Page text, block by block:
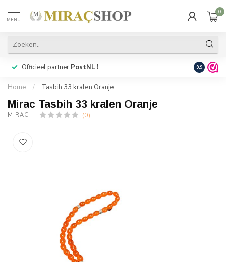
MENU
0
Officieel partner PostNL ! Snelle
9.9
Home / Tasbih 33 kralen Oranje
Mirac Tasbih 33 kralen Oranje
MIRAC (0)